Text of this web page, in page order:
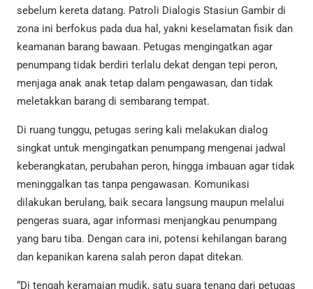
sebelum kereta datang. Patroli Dialogis Stasiun Gambir di
zona ini berfokus pada dua hal, yakni keselamatan fisik dan
keamanan barang bawaan. Petugas mengingatkan agar
penumpang tidak berdiri terlalu dekat dengan tepi peron,
menjaga anak anak tetap dalam pengawasan, dan tidak
meletakkan barang di sembarang tempat.
Di ruang tunggu, petugas sering kali melakukan dialog
singkat untuk mengingatkan penumpang mengenai jadwal
keberangkatan, perubahan peron, hingga imbauan agar tidak
meninggalkan tas tanpa pengawasan. Komunikasi
dilakukan berulang, baik secara langsung maupun melalui
pengeras suara, agar informasi menjangkau penumpang
yang baru tiba. Dengan cara ini, potensi kehilangan barang
dan kepanikan karena salah peron dapat ditekan.
“Di tengah keramaian mudik, satu suara tenang dari petugas